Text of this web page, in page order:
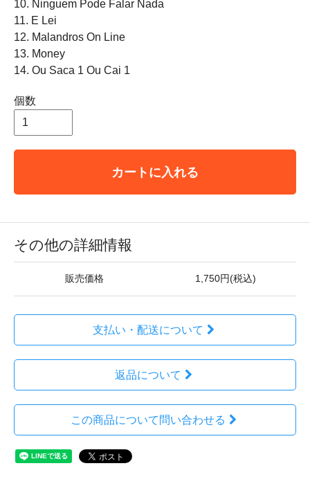
10. Ninguem Pode Falar Nada
11. E Lei
12. Malandros On Line
13. Money
14. Ou Saca 1 Ou Cai 1
個数
カートに入れる
その他の詳細情報
販売価格 1,750円(税込)
支払い・配送について
返品について
この商品について問い合わせる